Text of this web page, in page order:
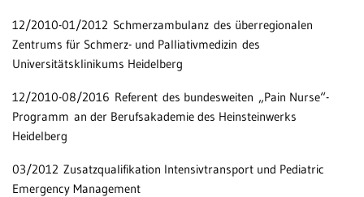
12/2010-01/2012 Schmerzambulanz des überregionalen
Zentrums für Schmerz- und Palliativmedizin des
Universitätsklinikums Heidelberg
12/2010-08/2016 Referent des bundesweiten „Pain Nurse“-
Programm an der Berufsakademie des Heinsteinwerks
Heidelberg
03/2012 Zusatzqualifikation Intensivtransport und Pediatric
Emergency Management